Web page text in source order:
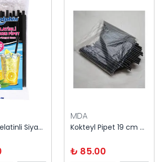
Dolphin Jelatinli Siyah Frozen Pipet 100'lü
MDA
Kokteyl Pipet 19 cm 300'lü
₺ 85.00